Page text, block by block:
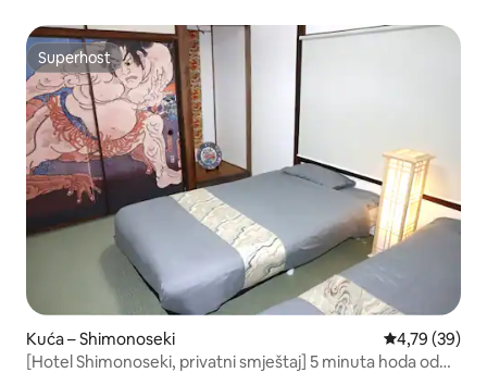
Superhost
Superhost
Kuća – Shimonoseki Prosječna
4,79 (39)
[Hotel Shimonoseki, privatni smještaj] 5 minuta hoda od